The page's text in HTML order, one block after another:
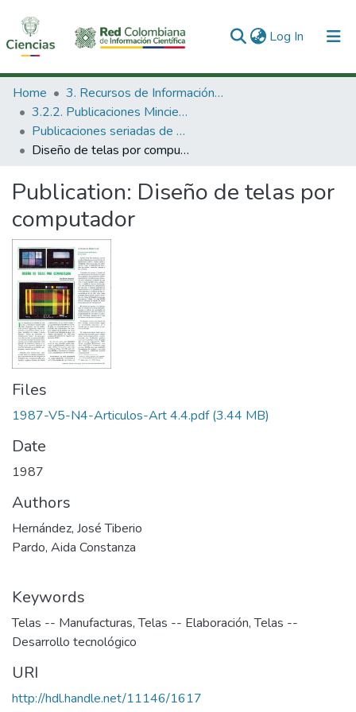
Log In (current)
Communities & Collections
All of DSpace
Statistics
Home
3. Recursos de Información Científica y Tecnológica
3.2.2. Publicaciones Minciencias
Publicaciones seriadas de Minciencias
Diseño de telas por computador
Publication: Diseño de telas por
computador
Files
1987-V5-N4-Articulos-Art 4.4.pdf(3.44 MB)
Date
1987
Authors
Hernández, José Tiberio
Pardo, Aida Constanza
Keywords
Telas -- Manufacturas,Telas -- Elaboración,Telas --
Desarrollo tecnológico
URI
http://hdl.handle.net/11146/1617